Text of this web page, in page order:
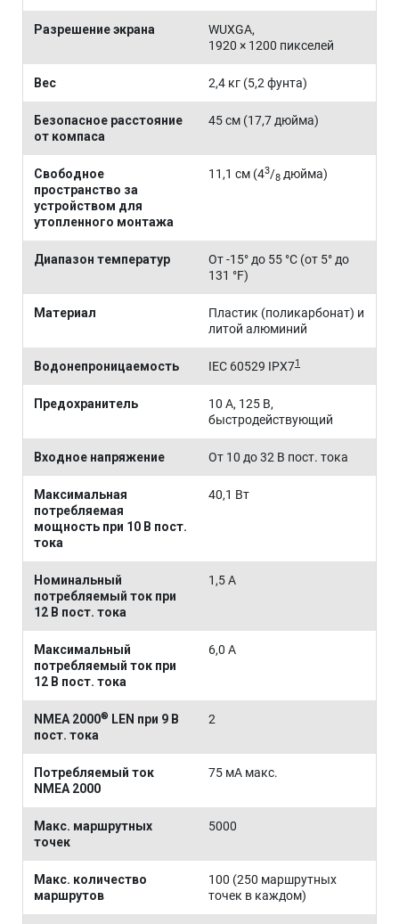
Разрешение экрана
WUXGA,
1920 × 1200 пикселей
Вес 2,4 кг (5,2 фунта)
Безопасное расстояние
от компаса
45 см (17,7 дюйма)
Свободное
пространство за
устройством для
утопленного монтажа
11,1 см (43/8 дюйма)
Диапазон температур
От -15° до 55 °C (от 5° до
131 °F)
Материал
Пластик (поликарбонат) и
литой алюминий
Водонепроницаемость IEC 60529 IPX71
Предохранитель
10 А, 125 В,
быстродействующий
Входное напряжение От 10 до 32 В пост. тока
Максимальная
потребляемая
мощность при 10 В пост.
тока
40,1 Вт
Номинальный
потребляемый ток при
12 В пост. тока
1,5 A
Максимальный
потребляемый ток при
12 В пост. тока
6,0 A
NMEA 2000® LEN при 9 В
пост. тока
2
Потребляемый ток
NMEA 2000
75 мА макс.
Макс. маршрутных
точек
5000
Макс. количество
маршрутов
100 (250 маршрутных
точек в каждом)